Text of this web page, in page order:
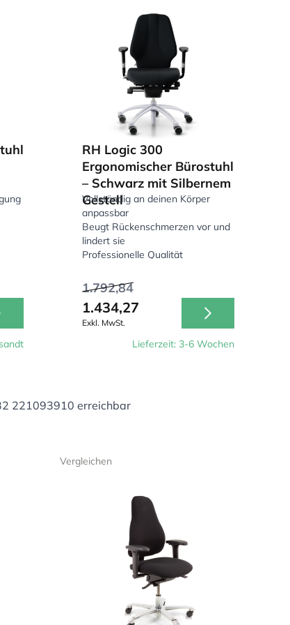
RH Logic 300
Ergonomischer Bürostuhl
– Schwarz mit Silbernem
Gestell
Vollständig an deinen Körper
anpassbar
Beugt Rückenschmerzen vor und
lindert sie
Professionelle Qualität
1.792,84
1.434,27
Exkl. MwSt.
Lieferzeit: 3-6 Wochen
221093910 erreichbar
Vergleichen